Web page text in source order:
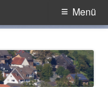
Menü